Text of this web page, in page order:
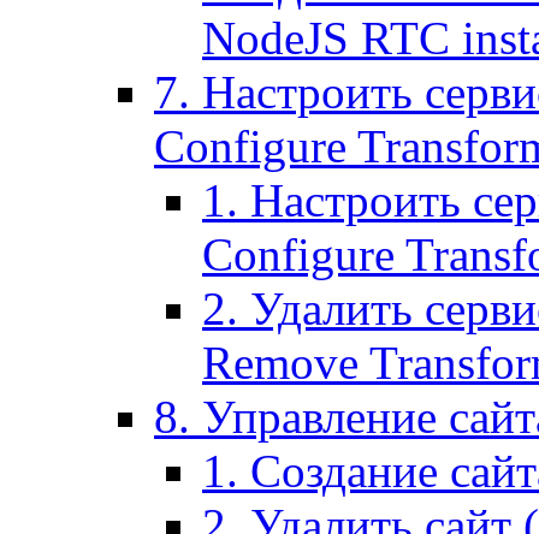
NodeJS RTC
7. Настроить
Configure
1. Настроить
Configure
2. Удалить
Remove
8. Управление
1. Создание